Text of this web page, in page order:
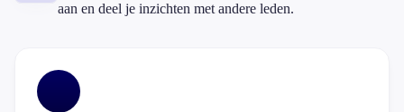
aan en deel je inzichten met andere leden.